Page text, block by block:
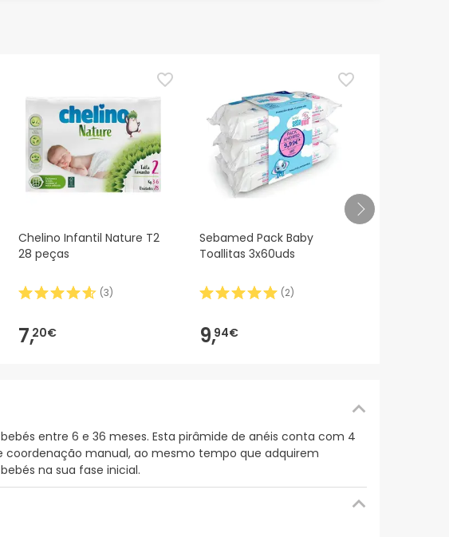
Chelino Infantil Nature T2
28 peças
(3)
7,20€
Sebamed Pack Baby
Toallitas 3x60uds
(2)
9,94€
entre 6 e 36 meses. Esta pirâmide de anéis conta com 4
coordenação manual, ao mesmo tempo que adquirem
na sua fase inicial.